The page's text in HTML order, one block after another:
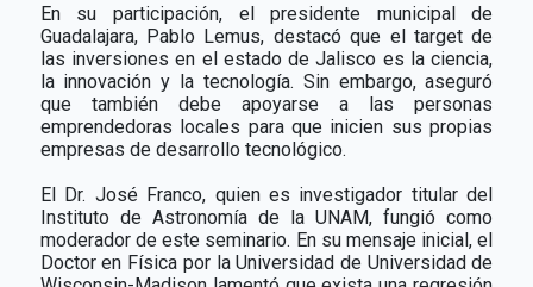
En su participación, el presidente municipal de
Guadalajara, Pablo Lemus, destacó que el target de
las inversiones en el estado de Jalisco es la ciencia,
la innovación y la tecnología. Sin embargo, aseguró
que también debe apoyarse a las personas
emprendedoras locales para que inicien sus propias
empresas de desarrollo tecnológico.
El Dr. José Franco, quien es investigador titular del
Instituto de Astronomía de la UNAM, fungió como
moderador de este seminario. En su mensaje inicial, el
Doctor en Física por la Universidad de Universidad de